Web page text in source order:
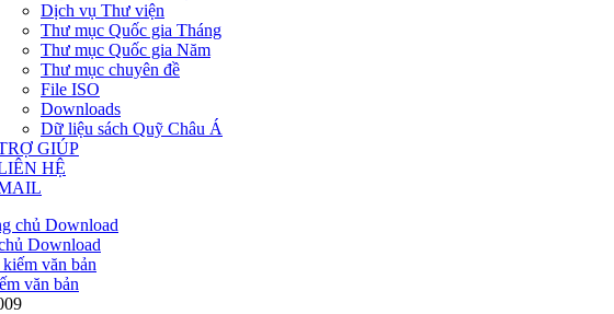
Dịch vụ Thư viện
Thư mục Quốc gia Tháng
Thư mục Quốc gia Năm
Thư mục chuyên đề
File ISO
Downloads
Dữ liệu sách Quỹ Châu Á
GIÚP
HỆ
Download
văn bản